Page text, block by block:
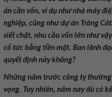
án cần vốn, ví dụ như nhà máy
nghiệp, cũng như dự án Tràng
siết chặt, nhu cầu vốn lớn như
cổ tức bằng tiền mặt. Ban lãnh
quyết định này không?
Những năm trước công ty
vọng. Tuy nhiên, năm nay dù có